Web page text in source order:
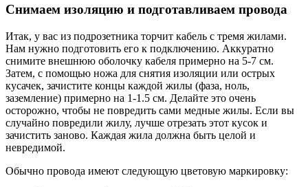
Снимаем изоляцию и подготавливаем провода
Итак, у вас из подрозетника торчит кабель с тремя жилами.
Нам нужно подготовить его к подключению. Аккуратно
снимите внешнюю оболочку кабеля примерно на 5-7 см.
Затем, с помощью ножа для снятия изоляции или острых
кусачек, зачистите концы каждой жилы (фаза, ноль,
заземление) примерно на 1-1.5 см. Делайте это очень
осторожно, чтобы не повредить сами медные жилы. Если вы
случайно повредили жилу, лучше отрезать этот кусок и
зачистить заново. Каждая жила должна быть целой и
невредимой.
Обычно провода имеют следующую цветовую маркировку: